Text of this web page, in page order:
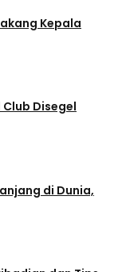
Kepala
Disegel
di Dunia,